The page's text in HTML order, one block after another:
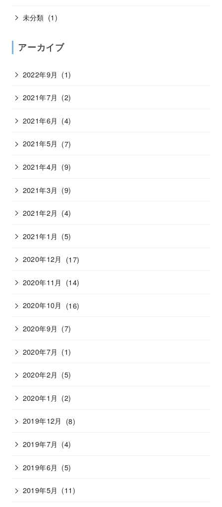
未分類 (1)
アーカイブ
2022年9月 (1)
2021年7月 (2)
2021年6月 (4)
2021年5月 (7)
2021年4月 (9)
2021年3月 (9)
2021年2月 (4)
2021年1月 (5)
2020年12月 (17)
2020年11月 (14)
2020年10月 (16)
2020年9月 (7)
2020年7月 (1)
2020年2月 (5)
2020年1月 (2)
2019年12月 (8)
2019年7月 (4)
2019年6月 (5)
2019年5月 (11)